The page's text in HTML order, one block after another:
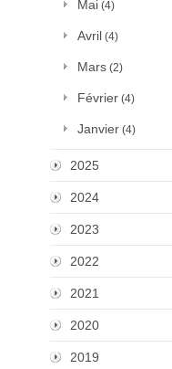
Mai (4)
Avril (4)
Mars (2)
Février (4)
Janvier (4)
2025
2024
2023
2022
2021
2020
2019